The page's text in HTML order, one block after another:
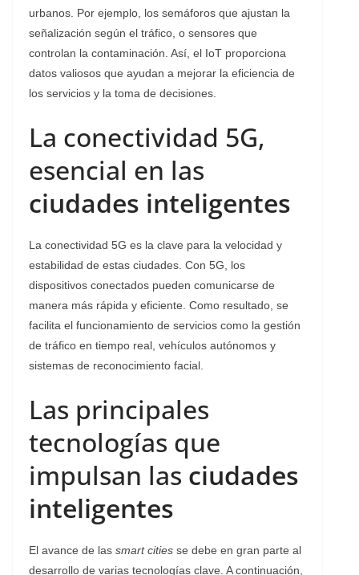
urbanos. Por ejemplo, los semáforos que ajustan la
señalización según el tráfico, o sensores que
controlan la contaminación. Así, el IoT proporciona
datos valiosos que ayudan a mejorar la eficiencia de
los servicios y la toma de decisiones.
La conectividad 5G,
esencial en las
ciudades inteligentes
La conectividad 5G es la clave para la velocidad y
estabilidad de estas ciudades. Con 5G, los
dispositivos conectados pueden comunicarse de
manera más rápida y eficiente. Como resultado, se
facilita el funcionamiento de servicios como la gestión
de tráfico en tiempo real, vehículos autónomos y
sistemas de reconocimiento facial.
Las principales
tecnologías que
impulsan las ciudades
inteligentes
El avance de las smart cities se debe en gran parte al
desarrollo de varias tecnologías clave. A continuación,